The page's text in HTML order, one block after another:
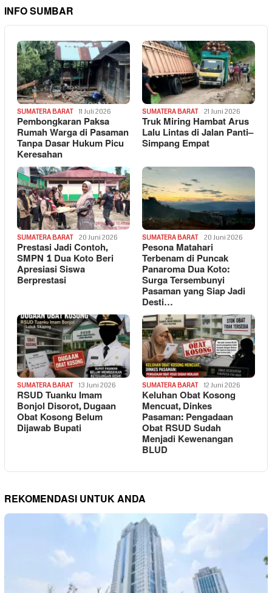
INFO SUMBAR
SUMATERA BARAT 11 Juli 2026
Pembongkaran Paksa
Rumah Warga di Pasaman
Tanpa Dasar Hukum Picu
Keresahan
SUMATERA BARAT 21 Juni 2026
Truk Miring Hambat Arus
Lalu Lintas di Jalan Panti–
Simpang Empat
SUMATERA BARAT 20 Juni 2026
Prestasi Jadi Contoh,
SMPN 1 Dua Koto Beri
Apresiasi Siswa
Berprestasi
SUMATERA BARAT 20 Juni 2026
Pesona Matahari
Terbenam di Puncak
Panaroma Dua Koto:
Surga Tersembunyi
Pasaman yang Siap Jadi
Desti…
SUMATERA BARAT 13 Juni 2026
RSUD Tuanku Imam
Bonjol Disorot, Dugaan
Obat Kosong Belum
Dijawab Bupati
SUMATERA BARAT 12 Juni 2026
Keluhan Obat Kosong
Mencuat, Dinkes
Pasaman: Pengadaan
Obat RSUD Sudah
Menjadi Kewenangan
BLUD
REKOMENDASI UNTUK ANDA